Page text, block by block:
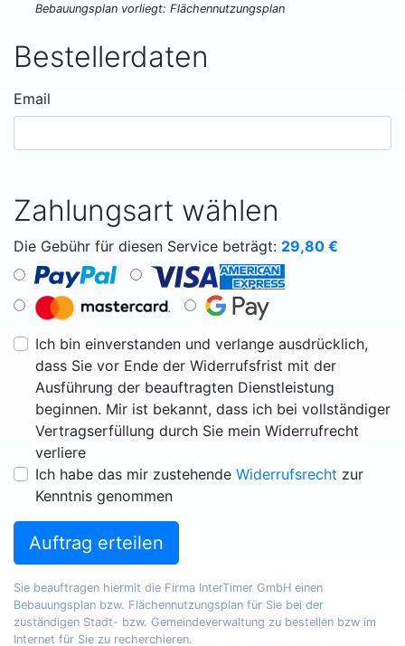
Bebauungsplan vorliegt: Flächennutzungsplan
Bestellerdaten
Email
Zahlungsart wählen
Die Gebühr für diesen Service beträgt: 29,80 €
Ich bin einverstanden und verlange ausdrücklich,
dass Sie vor Ende der Widerrufsfrist mit der
Ausführung der beauftragten Dienstleistung
beginnen. Mir ist bekannt, dass ich bei vollständiger
Vertragserfüllung durch Sie mein Widerrufrecht
verliere
Ich habe das mir zustehende Widerrufsrecht zur
Kenntnis genommen
Auftrag erteilen
Sie beauftragen hiermit die Firma InterTimer GmbH einen
Bebauungsplan bzw. Flächennutzungsplan für Sie bei der
zuständigen Stadt- bzw. Gemeindeverwaltung zu bestellen bzw im
Internet für Sie zu recherchieren.